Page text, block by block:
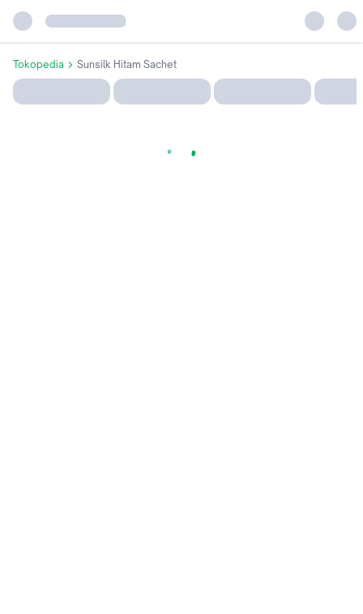
Tokopedia Sunsilk Hitam Sachet